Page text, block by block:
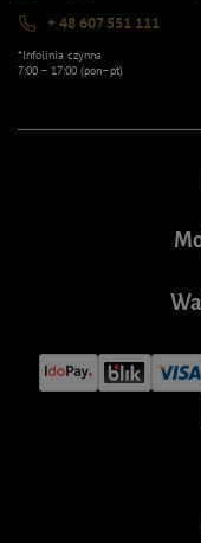
+ 48 607 551 111
*Infolinia czynna
7:00 – 17:00 (pon–pt)